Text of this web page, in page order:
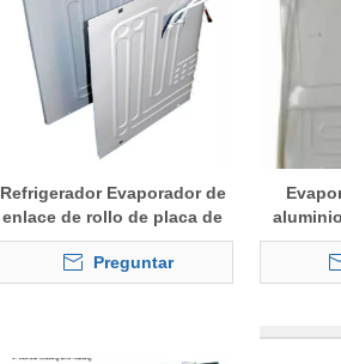
Refrigerador Evaporador de
enlace de rollo de placa de
aluminio
Preguntar